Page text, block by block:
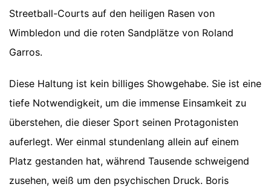
Streetball-Courts auf den heiligen Rasen von
Wimbledon und die roten Sandplätze von Roland
Garros.
Diese Haltung ist kein billiges Showgehabe. Sie ist eine
tiefe Notwendigkeit, um die immense Einsamkeit zu
überstehen, die dieser Sport seinen Protagonisten
auferlegt. Wer einmal stundenlang allein auf einem
Platz gestanden hat, während Tausende schweigend
zusehen, weiß um den psychischen Druck. Boris